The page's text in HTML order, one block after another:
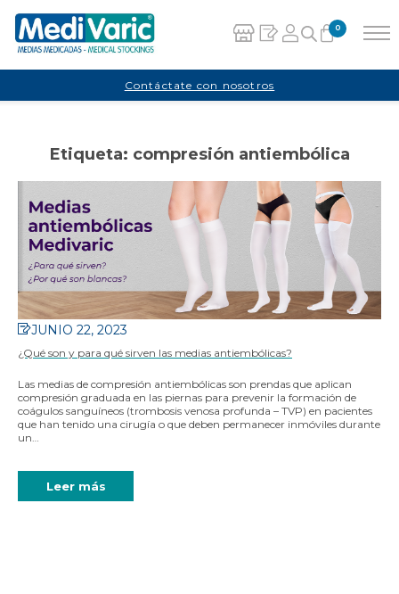
0
Carrito
Contáctate con nosotros
Etiqueta: compresión antiembólica
JUNIO 22, 2023
¿Qué son y para qué sirven las medias antiembólicas?
Las medias de compresión antiembólicas son prendas que aplican
compresión graduada en las piernas para prevenir la formación de
coágulos sanguíneos (trombosis venosa profunda – TVP) en pacientes
que han tenido una cirugía o que deben permanecer inmóviles durante
un…
Leer más